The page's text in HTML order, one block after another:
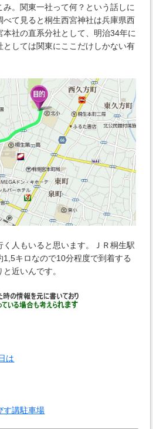
。関東一社って何？という話しに
べて見ると桐生西宮神社は兵庫県西
社の直系分社として、明治34年に
としては関東にここだけしかない有
く人もいると思います。ＪＲ桐生駅
キロなので10分程度で到着する
近いんです。
は
す講駐車場